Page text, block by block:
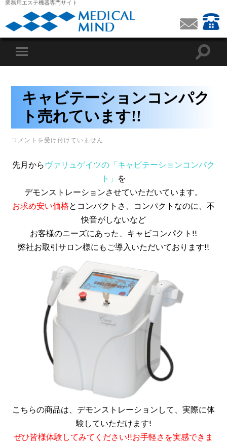
業務用エステ機器専門サイト
キャビテーションコンパク
ト売れています!!
キ
テ
コ
コメントを受け付けていません
先月から ヴァリュゲイツの「キャビテーションコンパク
ト」 を
デモンストレーションさせていただいています。
お求め安い価格 とコンパクトさ、コンパクトなのに、不
快音がしないなど
お客様のニーズにあった、キャビコンパクト!!
弊社お取引サロン様にもご導入いただいております!!
こちらの商品は、デモンストレーションして、実際に体
験していただけます!
ぜひ皆様体験してみてください!!お手軽さを実感できま